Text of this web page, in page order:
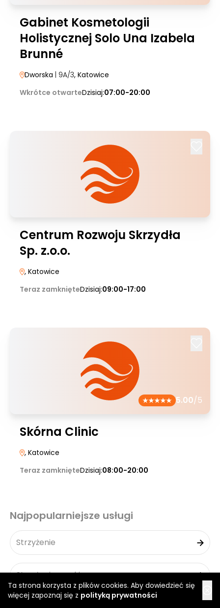
Ta strona korzysta z plików cookies. Aby dowiedzieć się
więcej zapoznaj się z polityką prywatności
Gabinet Kosmetologii
Holistycznej Solo Una Izabela
Brunné
Dworska | 9A/3, Katowice
Wkrótce otwarteDzisiaj:07:00-20:00
Centrum Rozwoju Skrzydła
Sp. z.o.o.
, Katowice
Teraz zamknięteDzisiaj:09:00-17:00
5.00/5
Skórna Clinic
, Katowice
Teraz zamknięteDzisiaj:08:00-20:00
Najpopularniejsze usługi
Strzyżenie
Strzyżenie męskie